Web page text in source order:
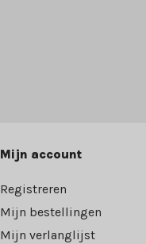
Mijn account
Registreren
Mijn bestellingen
Mijn verlanglijst